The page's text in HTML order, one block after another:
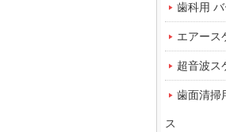
歯科用 バ
エアース
超音波ス
歯面清掃
ス